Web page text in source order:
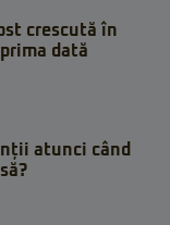
crescută în
dată
atunci când